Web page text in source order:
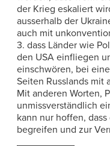
der Krieg eskaliert
ausserhalb der
auch mit
3. dass Länder wie
den USA einfliegen
einschwören, bei
Seiten Russlands mit
Mit anderen Worten,
unmissverständlich
kann nur hoffen,
begreifen und zur